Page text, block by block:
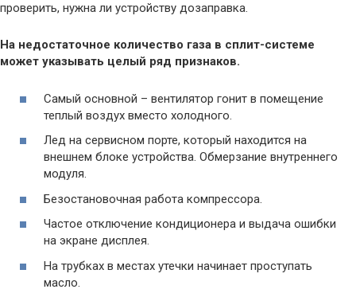
проверить, нужна ли устройству дозаправка.
На недостаточное количество газа в сплит-системе
может указывать целый ряд признаков.
Самый основной – вентилятор гонит в помещение
теплый воздух вместо холодного.
Лед на сервисном порте, который находится на
внешнем блоке устройства. Обмерзание внутреннего
модуля.
Безостановочная работа компрессора.
Частое отключение кондиционера и выдача ошибки
на экране дисплея.
На трубках в местах утечки начинает проступать
масло.